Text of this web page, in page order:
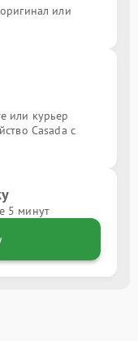
или
или курьер
Casada с
5 минут